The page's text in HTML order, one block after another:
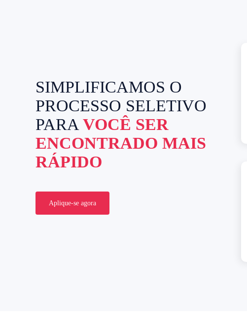
SIMPLIFICAMOS O
PROCESSO SELETIVO
PARA VOCÊ SER
ENCONTRADO MAIS
RÁPIDO
Aplique-se agora